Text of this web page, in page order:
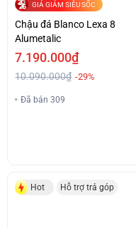
GIÁ GIẢM SIÊU SỐC
Chậu đá Blanco Lexa 8
Alumetalic
7.190.000₫
10.090.000₫ -29%
Đã bán 309
Hot Hỗ trợ trả góp